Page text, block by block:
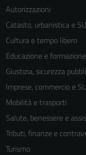
Autorizzazioni
Catasto, urbanistica e
Cultura e tempo libero
Educazione e formazione
Giustizia, sicurezza
Imprese, commercio e
Mobilità e trasporti
Salute, benessere e
Tributi, finanze e
Turismo